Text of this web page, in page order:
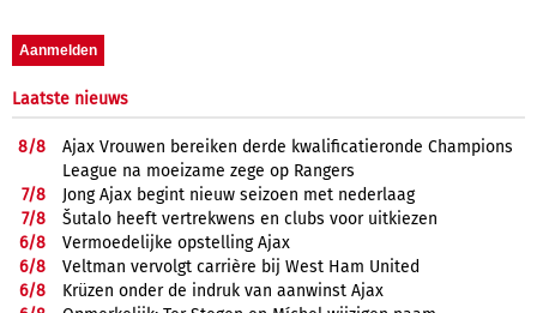
Laatste nieuws
8/8
Ajax Vrouwen bereiken derde kwalificatieronde Champions
League na moeizame zege op Rangers
7/8
Jong Ajax begint nieuw seizoen met nederlaag
7/8
Šutalo heeft vertrekwens en clubs voor uitkiezen
6/8
Vermoedelijke opstelling Ajax
6/8
Veltman vervolgt carrière bij West Ham United
6/8
Krüzen onder de indruk van aanwinst Ajax